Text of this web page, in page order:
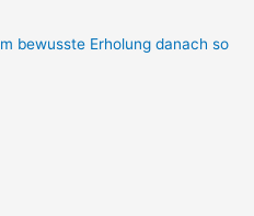
bewusste Erholung danach so